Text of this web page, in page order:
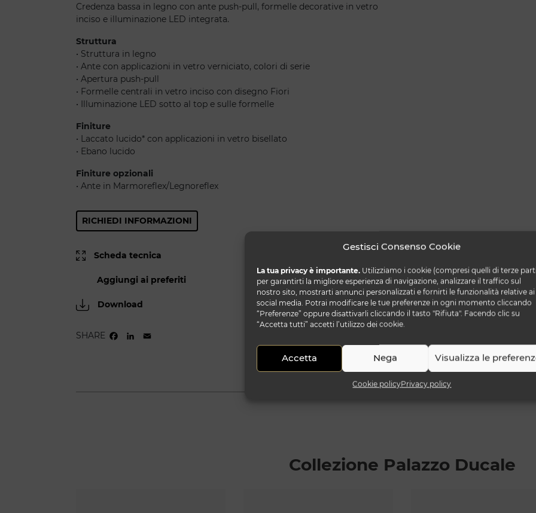
Gestisci Consenso Cookie
La tua privacy è importante. Utilizziamo i cookie (compresi quelli di terze
per garantirti la migliore esperienza di navigazione, analizzare il traffico sul
nostro sito, mostrarti annunci personalizzati e fornirti le funzionalità relative ai
social media. Potrai modificare le tue preferenze in ogni momento cliccando
“Preferenze” oppure disattivarli cliccando il tasto "Rifiuta". Facendo clic su
“Accetta tutti” accetti l’utilizzo dei cookie.
Accetta Nega Visualizza le
Cookie policyPrivacy policy
Credenza bassa in legno con ante push-pull, formelle decorative in vetro
inciso e illuminazione LED integrata.
Struttura
• Struttura in legno
• Ante con applicazioni in vetro verniciato, colori di serie
• Apertura push-pull
• Formelle centrali in vetro inciso con disegno Fiori
• Illuminazione LED sotto al top e sulle formelle
Finiture
• Laccato lucido* con applicazioni in vetro bisellato
• Ebano lucido
Finiture opzionali
• Ante in Marmoreflex/Legnoreflex
RICHIEDI INFORMAZIONI
Scheda tecnica
Aggiungi ai preferiti
Download
SHARE FACEBOOK
LINKEDIN
Collezione Palazzo Ducale